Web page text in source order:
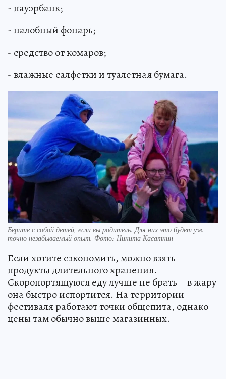
- пауэрбанк;
- налобный фонарь;
- средство от комаров;
- влажные салфетки и туалетная бумага.
Берите с собой детей, если вы родитель. Для них это будет уж
точно незабываемый опыт. Фото: Никита Касаткин
Если хотите сэкономить, можно взять
продукты длительного хранения.
Скоропортящуюся еду лучше не брать – в жару
она быстро испортится. На территории
фестиваля работают точки общепита, однако
цены там обычно выше магазинных.